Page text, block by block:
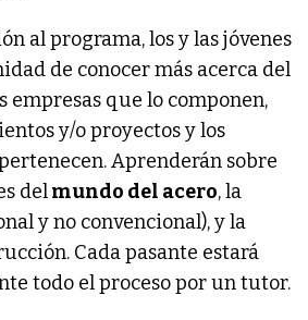
al programa, los y las jóvenes
de conocer más acerca del
empresas que lo componen,
y/o proyectos y los
Aprenderán sobre
delmundo del acero, la
y no convencional), y la
Cada pasante estará
todo el proceso por un tutor.